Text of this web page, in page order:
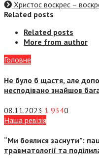
Христос воскрес –
Related posts
Related posts
More from author
Головне
Не було б щастя, але
несподівано знайшов
08.11.2023 1 9340
Наша ревізія
“Ми боялися заснути”:
травматології та